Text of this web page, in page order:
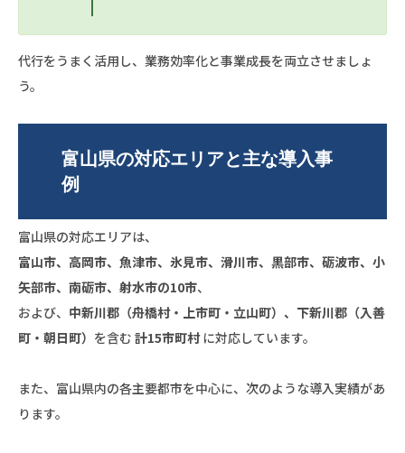
代行をうまく活用し、業務効率化と事業成長を両立させましょ
う。
富山県の対応エリアと主な導入事
例
富山県の対応エリアは、
富山市、高岡市、魚津市、氷見市、滑川市、黒部市、砺波市、小
矢部市、南砺市、射水市の10市、
および、 中新川郡（舟橋村・上市町・立山町）、下新川郡（入善
町・朝日町） を含む 計15市町村に対応しています。
また、富山県内の各主要都市を中心に、次のような導入実績があ
ります。